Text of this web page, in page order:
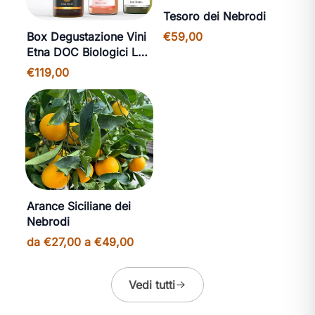
Box Degustazione Vini
Etna DOC Biologici La
Galia
€119,00
Tesoro dei Nebrodi
€59,00
Arance Siciliane dei
Nebrodi
da €27,00 a €49,00
Vedi tutti